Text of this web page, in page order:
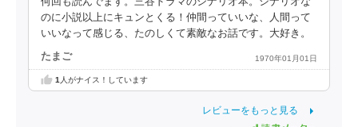
のに小説以上にキュンとくる！仲間っていいな、人間って
いいなって感じる、たのしくて素敵なお話です。大好き。
たまご 1970年01月01日
1人がナイス！しています
レビューをもっと見る